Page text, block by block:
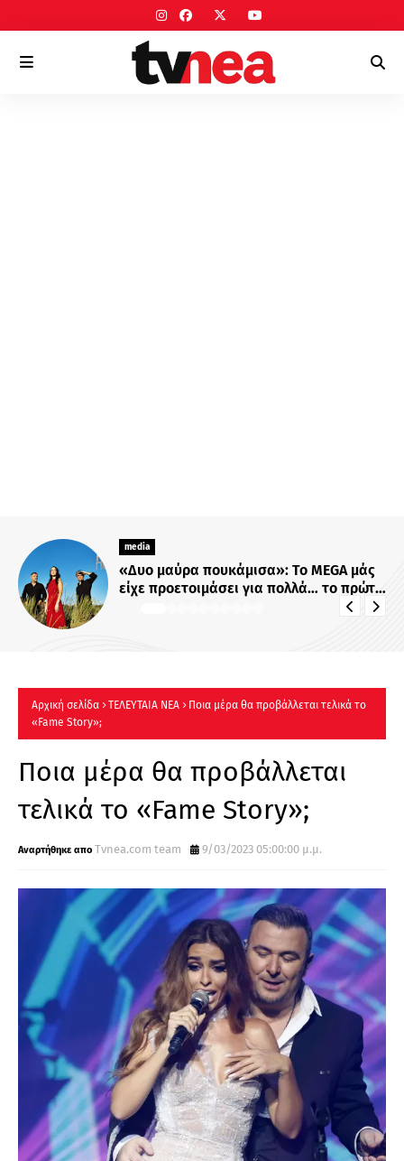
ΑΝΑΚΟΙΝΩΣΗ - Το TVNEA.com
ανανεώνεται και εξελίσσεται
Αρχική σελίδα ΤΕΛΕΥΤΑΙΑ ΝΕΑ
Ποια μέρα θα προβάλλεται τελικά το
«Fame Story»;
Ποια μέρα θα προβάλλεται
τελικά το «Fame Story»;
Τvnea.com team 9/03/2023 05:00:00 μ.μ.